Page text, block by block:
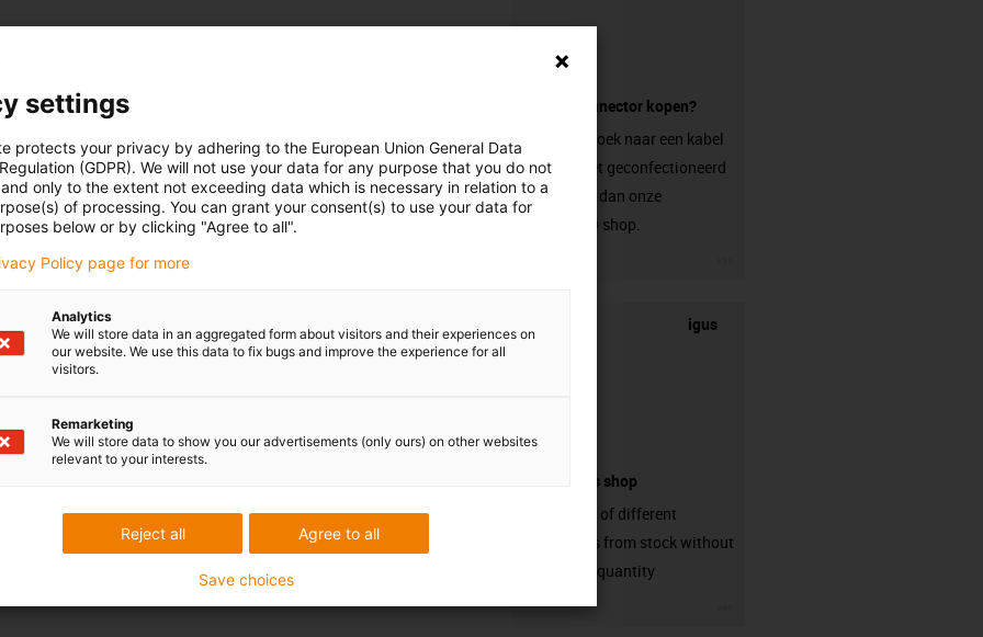
zonder connector kopen?
Ben je op zoek naar een kabel
die nog niet geconfectioneerd
is? Bezoek dan onze
chainflex® shop.
igus
connectors shop
big variaty of different
connectors from stock without
min. order quantity
settings
protects your privacy by adhering to the European Union General Data
(GDPR). We will not use your data for any purpose that you do not
only to the extent not exceeding data which is necessary in relation to a
of processing. You can grant your consent(s) to use your data for
below or by clicking "Agree to all".
Policy page for more
Analytics
We will store data in an aggregated form about visitors and their experiences on
our website. We use this data to fix bugs and improve the experience for all
visitors.
Remarketing
We will store data to show you our advertisements (only ours) on other websites
relevant to your interests.
Agree to all
Reject all
Save choices